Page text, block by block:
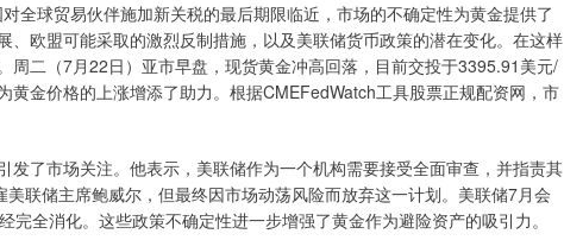
全球贸易伙伴施加新关税的最后期限临近，市场的不确定性为黄金提供了
欧盟可能采取的激烈反制措施，以及美联储货币政策的潜在变化。在这样
周二（7月22日）亚市早盘，现货黄金冲高回落，目前交投于3395.91美元/
金价格的上涨增添了助力。根据CMEFedWatch工具股票正规配资网，市
了市场关注。他表示，美联储作为一个机构需要接受全面审查，并指责其
联储主席鲍威尔，但最终因市场动荡风险而放弃这一计划。美联储7月会
全消化。这些政策不确定性进一步增强了黄金作为避险资产的吸引力。